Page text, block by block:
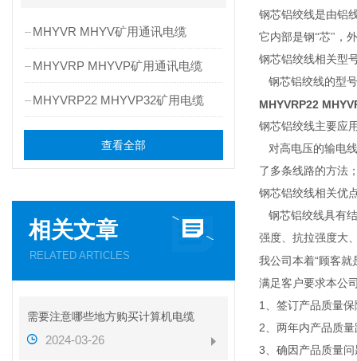
MHYVR MHYV矿用通讯电缆
MHYVRP MHYVP矿用通讯电缆
MHYVRP22 MHYVP32矿用电缆
查看全部
相关文章
RELATED ARTICLES
需要注意哪些地方购买计算机电缆
2024-03-26
钢芯铝绞线是由铝
它内部是钢“芯"，
钢芯铝绞线相关型
钢芯铝绞线的型号
MHYVRP22
钢芯铝绞线主要应
对高电压的输电
了多条线路的方法
钢芯铝绞线相关优
钢芯铝绞线具有
强度、抗拉强度大
我公司本着“顾客
满足客户要求本公
1、签订产品质量
2、两年内产品质
3、确因产品质量